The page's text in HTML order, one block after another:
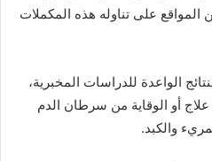
على تناوله هذه المكملات
الواعدة للدراسات المخبرية،
أو الوقاية من سرطان الدم
والكبد.